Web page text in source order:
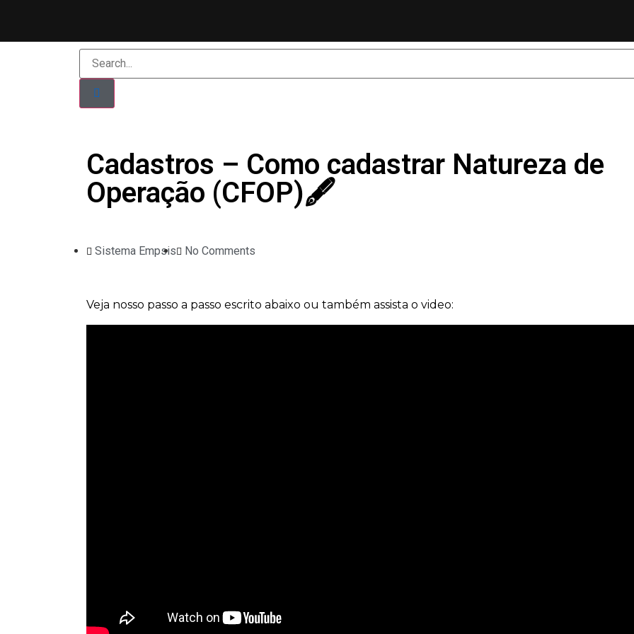
Cadastros – Como cadastrar Natureza de
Operação (CFOP)🖋
Sistema Empsis No Comments
Veja nosso passo a passo escrito abaixo ou também assista o video: